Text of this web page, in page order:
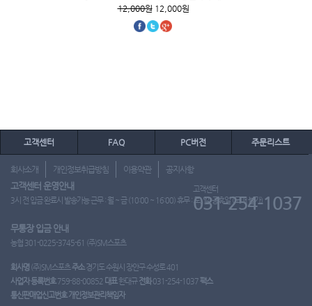
12,000원12,000원
고객센터 FAQ PC버전 주문리스트
회사소개 개인정보취급방침 이용약관 공지사항
고객센터 운영안내
3시 전 입금 완료시 발송가능 근무 : 월 ~ 금 (10:00 ~ 16:00) 휴무 : 토, 일, 공휴일 (도매 불가)
고객센터
031-254-1037
무통장 입금 안내
농협 301-0225-3745-61 (주)SM스포츠
회사명 (주)SM스포츠주소경기도 수원시 장안구 수성로 401
사업자 등록번호759-88-00852 대표한대규 전화031-254-1037팩스
통신판매업신고번호 개인정보관리책임자